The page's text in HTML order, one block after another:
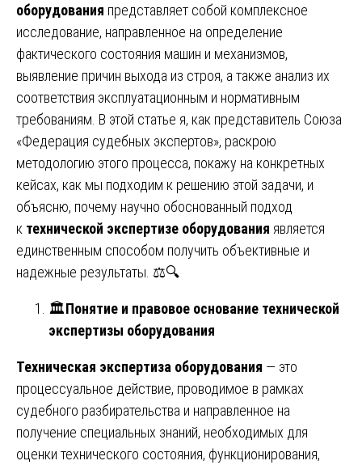
оборудования представляет собой комплексное
исследование, направленное на определение
фактического состояния машин и механизмов,
выявление причин выхода из строя, а также анализ их
соответствия эксплуатационным и нормативным
требованиям. В этой статье я, как представитель Союза
«Федерация судебных экспертов», раскрою
методологию этого процесса, покажу на конкретных
кейсах, как мы подходим к решению этой задачи, и
объясню, почему научно обоснованный подход
к технической экспертизе оборудования является
единственным способом получить объективные и
надежные результаты. ⚖️🔍
🏛️Понятие и правовое основание технической
экспертизы оборудования
Техническая экспертиза оборудования — это
процессуальное действие, проводимое в рамках
судебного разбирательства и направленное на
получение специальных знаний, необходимых для
оценки технического состояния, функционирования,